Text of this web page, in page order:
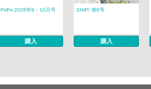
PriPri 2026年9・10月号
購入
SHIP! 第6号
購入